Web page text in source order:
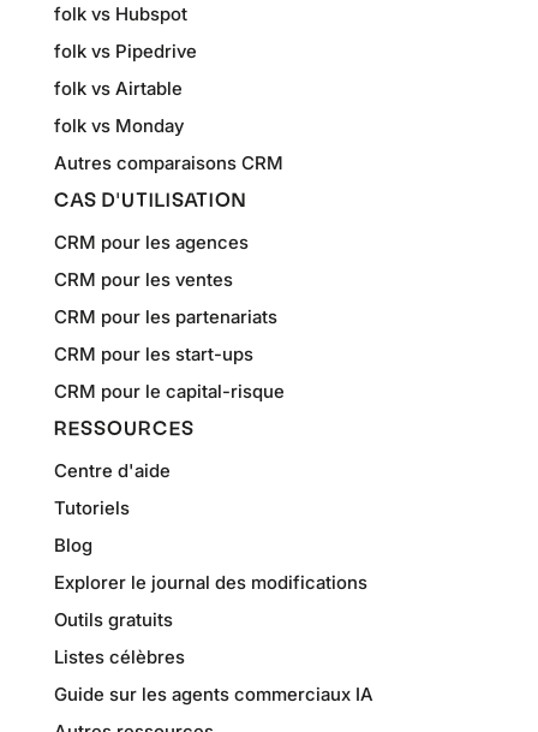
folk vs Hubspot
folk vs Pipedrive
folk vs Airtable
folk vs Monday
Autres comparaisons CRM
CAS D'UTILISATION
CRM pour les agences
CRM pour les ventes
CRM pour les partenariats
CRM pour les start-ups
CRM pour le capital-risque
RESSOURCES
Centre d'aide
Tutoriels
Blog
Explorer le journal des modifications
Outils gratuits
Listes célèbres
Guide sur les agents commerciaux IA